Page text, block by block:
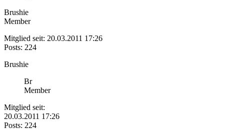
Brushie
Member
Mitglied seit: 20.03.2011 17:26
Posts: 224
Brushie
Br
Member
Mitglied seit:
20.03.2011 17:26
Posts: 224